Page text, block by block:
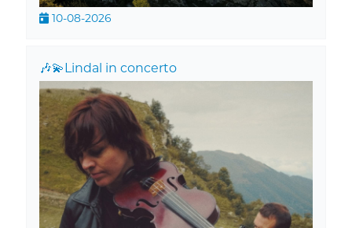
10-08-2026
🎶💫Lindal in concerto